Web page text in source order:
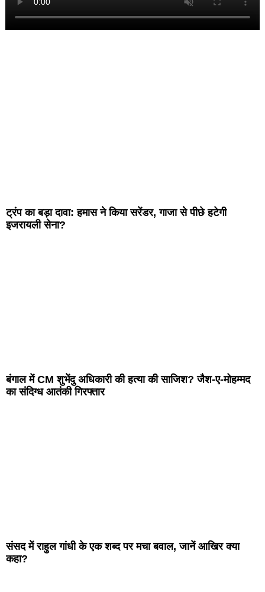
ट्रंप का बड़ा दावा: हमास ने किया सरेंडर, गाजा से पीछे हटेगी
इजरायली सेना?
बंगाल में CM शुभेंदु अधिकारी की हत्या की साजिश? जैश-ए-मोहम्मद
का संदिग्ध आतंकी गिरफ्तार
संसद में राहुल गांधी के एक शब्द पर मचा बवाल, जानें आखिर क्या
कहा?